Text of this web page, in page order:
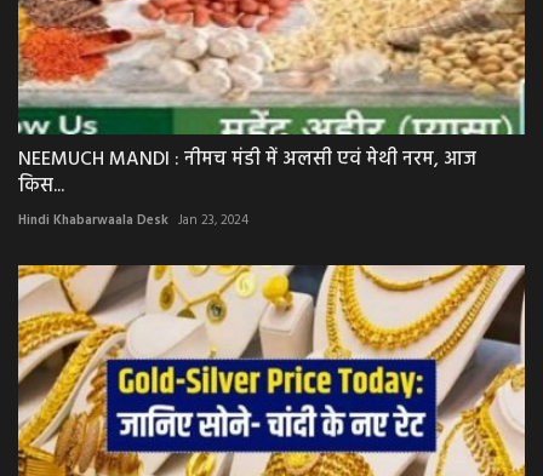
NEEMUCH MANDI : नीमच मंडी में अलसी एवं मेथी नरम, आज
किस...
Hindi Khabarwaala Desk Jan 23, 2024